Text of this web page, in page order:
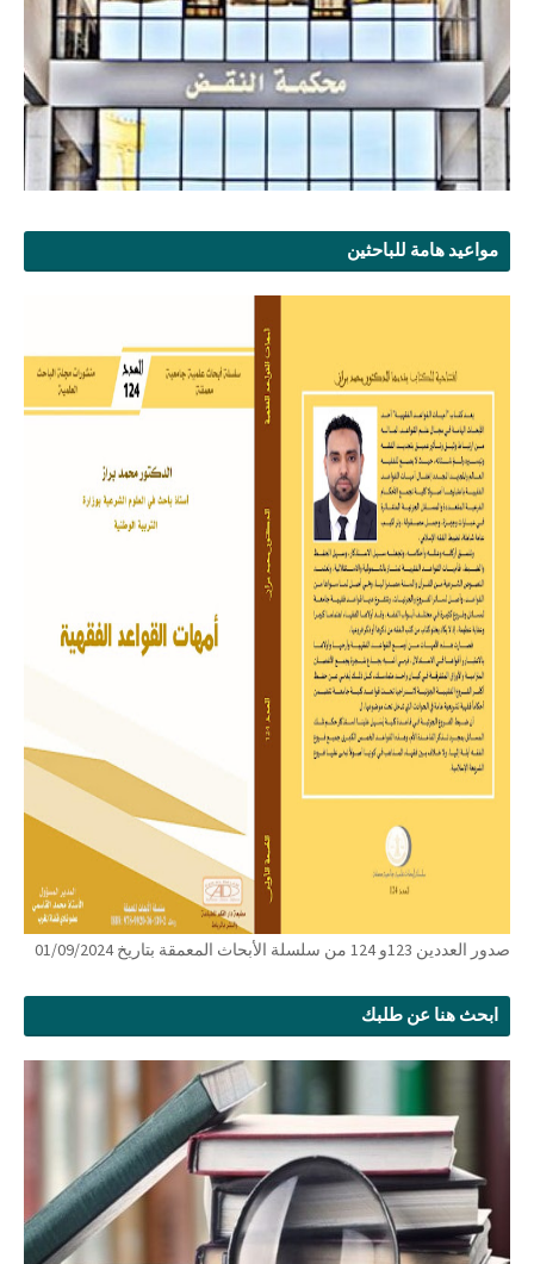
مواعيد هامة للباحثين
صدور العددين 123و 124 من سلسلة الأبحاث المعمقة بتاريخ 01/09/2024
ابحث هنا عن طلبك